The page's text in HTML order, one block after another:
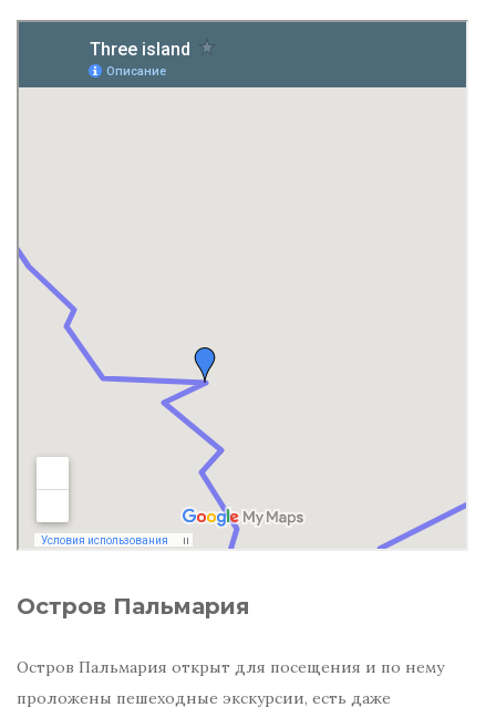
Остров Пальмария
Остров Пальмария открыт для посещения и по нему
проложены пешеходные экскурсии, есть даже